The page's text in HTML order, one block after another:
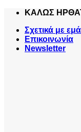
Skip
content
ΚΑΛΩΣ
Σχετικά με
Επικοινωνία
Newsletter